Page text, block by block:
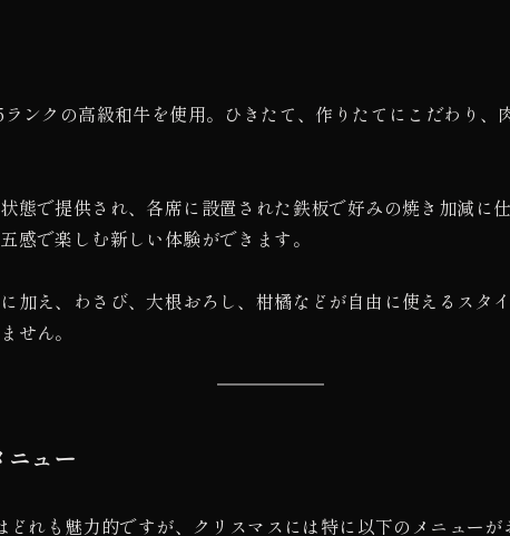
ンクの高級和牛を使用。ひきたて、作りたてにこだわり、
態で提供され、各席に設置された鉄板で好みの焼き加減に
感で楽しむ新しい体験ができます。
加え、わさび、大根おろし、柑橘などが自由に使えるスタ
せん。
ニュー
どれも魅力的ですが、クリスマスには特に以下のメニューが